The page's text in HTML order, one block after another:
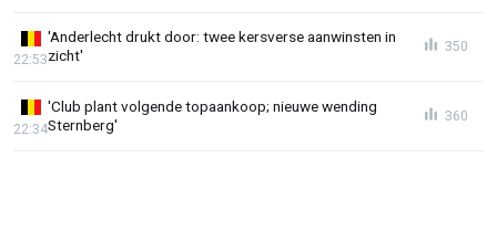
'Anderlecht drukt door: twee kersverse aanwinsten in
zicht'
22:53
350
'Club plant volgende topaankoop; nieuwe wending
Sternberg'
22:34
360